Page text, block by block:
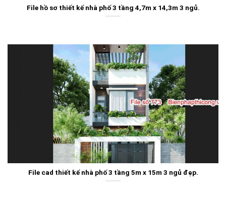
File hồ sơ thiết kế nhà phố 3 tầng 4,7m x 14,3m 3 ngủ.
File cad thiết kế nhà phố 3 tầng 5m x 15m 3 ngủ đẹp.